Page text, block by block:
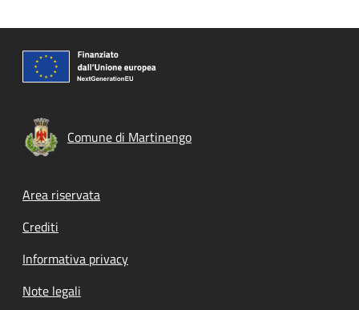
Comune di Martinengo
Footer menu
Area riservata
Crediti
Informativa privacy
Note legali